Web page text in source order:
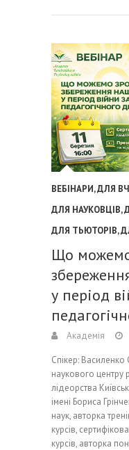
ВЕБІНАРИ,ДЛЯ
ДЛЯ НАУКОВЦІВ,
ДЛЯ ТЬЮТОРІВ,
Що
у період
Академія
Спікер: Василенко
наукового центру
лідеорства
імені Бориса
наук, авторка
курсів,
курсів, авторка